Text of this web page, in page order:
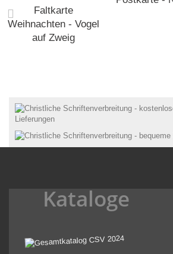
Faltkarte
Weihnachten - Vogel
auf Zweig
Kataloge